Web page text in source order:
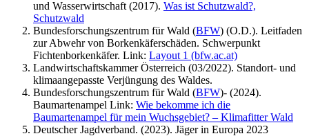
und Wasserwirtschaft (2017). Was ist Schutzwald?,
Schutzwald
Bundesforschungszentrum für Wald (BFW) (O.D.). Leitfaden
zur Abwehr von Borkenkäferschäden. Schwerpunkt
Fichtenborkenkäfer. Link: Layout 1 (bfw.ac.at)
Landwirtschaftskammer Österreich (03/2022). Standort- und
klimaangepasste Verjüngung des Waldes.
Bundesforschungszentrum für Wald (BFW)- (2024).
Baumartenampel Link: Wie bekomme ich die
Baumartenampel für mein Wuchsgebiet? – Klimafitter Wald
Deutscher Jagdverband. (2023). Jäger in Europa 2023